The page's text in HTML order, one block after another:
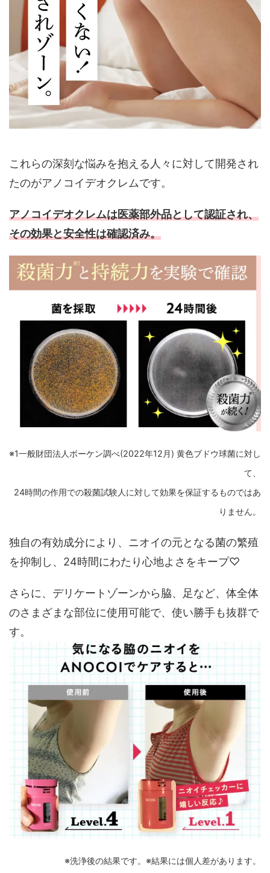
これらの深刻な悩みを抱える人々に対して開発され
たのがアノコイデオクレムです。
アノコイデオクレムは医薬部外品として認証され、
その効果と安全性は確認済み。
※1一般財団法人ボーケン調べ(2022年12月) 黄色ブドウ球菌に対し
て、
24時間の作用での殺菌試験人に対して効果を保証するものではあ
りません。
独自の有効成分により、ニオイの元となる菌の繁殖
を抑制し、24時間にわたり心地よさをキープ♡
さらに、デリケートゾーンから脇、足など、体全体
のさまざまな部位に使用可能で、使い勝手も抜群で
す。
※洗浄後の結果です。※結果には個人差があります。